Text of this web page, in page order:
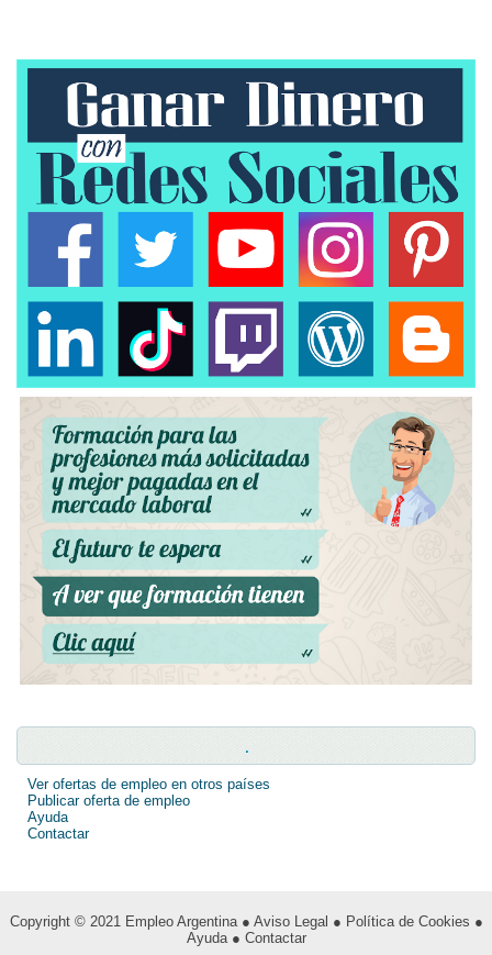
.
Ver ofertas de empleo en otros países
Publicar oferta de empleo
Ayuda
Contactar
Copyright © 2021 Empleo Argentina ● Aviso Legal ● Política de Cookies ●
Ayuda ● Contactar